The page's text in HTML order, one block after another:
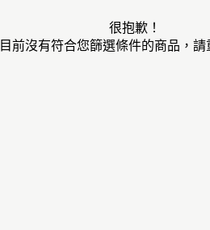
很抱歉！
目前沒有符合您篩選條件的商品，請